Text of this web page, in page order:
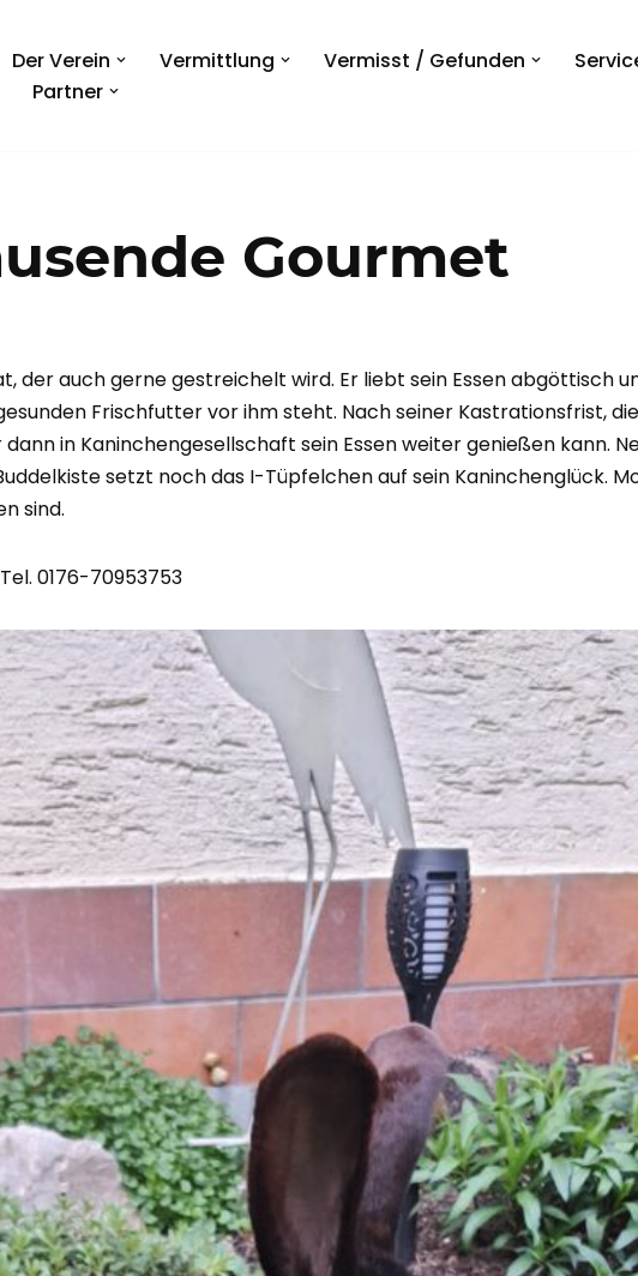
Der Verein Vermittlung Vermisst / Gefunden
Partner
Gourmet
der auch gerne gestreichelt wird. Er liebt sein Essen abgöttisch
Frischfutter vor ihm steht. Nach seiner Kastrationsfrist,
in Kaninchengesellschaft sein Essen weiter genießen kann.
setzt noch das I-Tüpfelchen auf sein Kaninchenglück.
sind.
0176-70953753